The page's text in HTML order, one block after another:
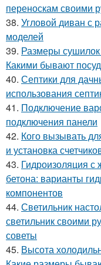
переноскам своими
38. Угловой диван с
моделей
39. Размеры
Какими бывают
40. Септики для
использования
41. Подключение
подключения панели
42. Кого вызывать
и установка
43. Гидроизоляция с
бетона: варианты
компонентов
44. Светильник
светильник своими
советы
45. Высота